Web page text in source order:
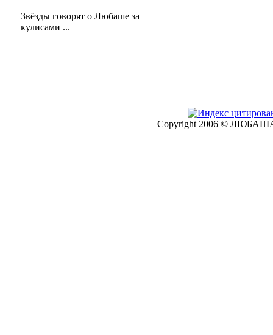
Звёзды говорят о Любаше за
кулисами ...
Copyright 2006 ©